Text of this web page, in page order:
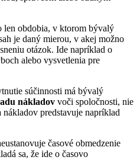
len obdobia, v ktorom bývalý
je daný mierou, v akej možno
otázok. Ide napríklad o
alebo vysvetlenia pre
súčinnosti má bývalý
nákladov voči spoločnosti, nie
predstavuje napríklad
časové obmedzenie
sa, že ide o časovo